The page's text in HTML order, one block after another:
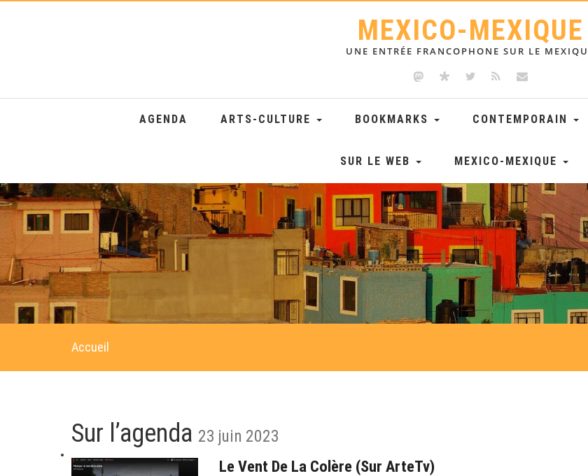
MEXICO-MEXIQUE
UNE ENTRÉE FRANCOPHONE SUR LE
AGENDA ARTS-CULTURE BOOKMARKS CONTEMPORAIN
SUR LE WEB MEXICO-MEXIQUE
Accueil
Sur l’agenda 23 juin 2023
Le Vent De La Colère (sur ArteTv)